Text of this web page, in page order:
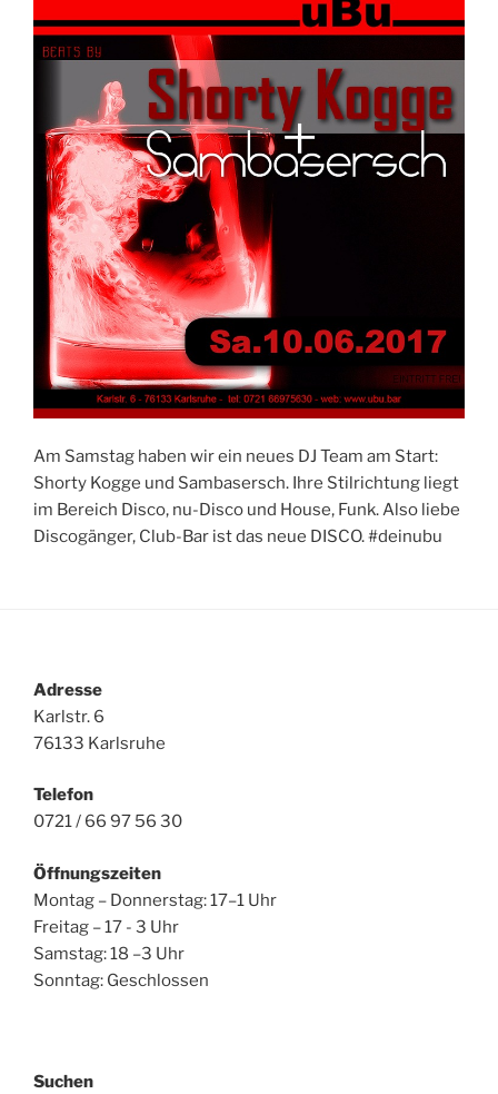
Am Samstag haben wir ein neues DJ Team am Start:
Shorty Kogge und Sambasersch. Ihre Stilrichtung liegt
im Bereich Disco, nu-Disco und House, Funk. Also liebe
Discogänger, Club-Bar ist das neue DISCO. #deinubu
Adresse
Karlstr. 6
76133 Karlsruhe
Telefon
0721 / 66 97 56 30
Öffnungszeiten
Montag – Donnerstag: 17–1 Uhr
Freitag – 17 - 3 Uhr
Samstag: 18 –3 Uhr
Sonntag: Geschlossen
Suchen